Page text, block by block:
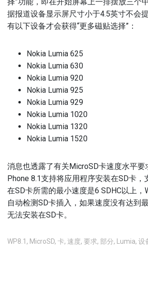
据报道设备显示屏尺寸小于4.5英寸不会
有以下设备才会获得“更多磁贴选择”：
Nokia Lumia 625
Nokia Lumia 630
Nokia Lumia 920
Nokia Lumia 925
Nokia Lumia 929
Nokia Lumia 1020
Nokia Lumia 1320
Nokia Lumia 1520
消息也透露了有关MicroSD卡速度水平要
Phone 8.1支持将应用程序安装在SD卡，
在SD卡所需的最小速度是6 SDHC以上，
自动检测SD卡插入，如果速度没有达到
无法安装在SD卡。
WP8.1 , MicroSD, 卡, 速度, 要求, 部分, Lumia, 设